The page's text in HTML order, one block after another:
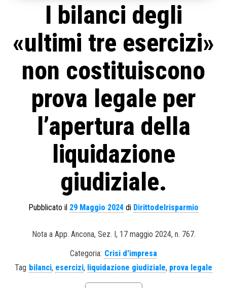
I bilanci degli
«ultimi tre esercizi»
non costituiscono
prova legale per
l’apertura della
liquidazione
giudiziale.
Pubblicato il 29 Maggio 2024 di Dirittodelrisparmio
Nota a App. Ancona, Sez. I, 17 maggio 2024, n. 767.
Categoria: Crisi d'impresa
Tag bilanci, esercizi, liquidazione giudiziale, prova legale